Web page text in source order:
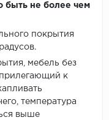
быть не более чем
покрытия
мебель без
к
температура
выше